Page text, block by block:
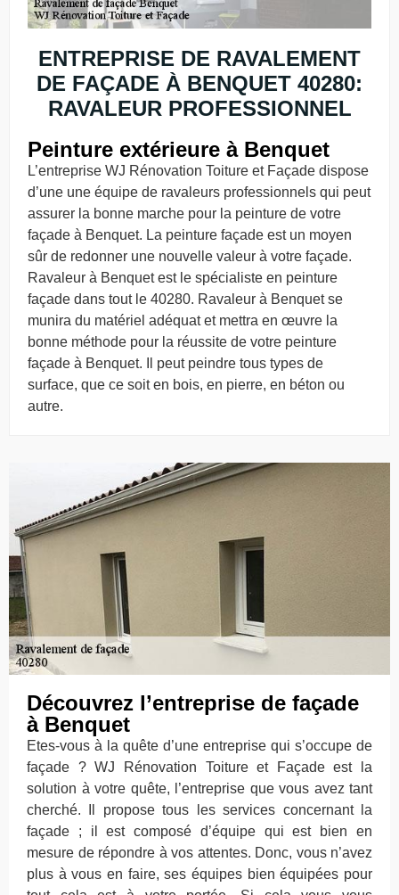
ENTREPRISE DE RAVALEMENT
DE FAÇADE À BENQUET 40280:
RAVALEUR PROFESSIONNEL
Peinture extérieure à Benquet
L’entreprise WJ Rénovation Toiture et Façade dispose
d’une une équipe de ravaleurs professionnels qui peut
assurer la bonne marche pour la peinture de votre
façade à Benquet. La peinture façade est un moyen
sûr de redonner une nouvelle valeur à votre façade.
Ravaleur à Benquet est le spécialiste en peinture
façade dans tout le 40280. Ravaleur à Benquet se
munira du matériel adéquat et mettra en œuvre la
bonne méthode pour la réussite de votre peinture
façade à Benquet. Il peut peindre tous types de
surface, que ce soit en bois, en pierre, en béton ou
autre.
Découvrez l’entreprise de façade
à Benquet
Etes-vous à la quête d’une entreprise qui s’occupe de
façade ? WJ Rénovation Toiture et Façade est la
solution à votre quête, l’entreprise que vous avez tant
cherché. Il propose tous les services concernant la
façade ; il est composé d’équipe qui est bien en
mesure de répondre à vos attentes. Donc, vous n’avez
plus à vous en faire, ses équipes bien équipées pour